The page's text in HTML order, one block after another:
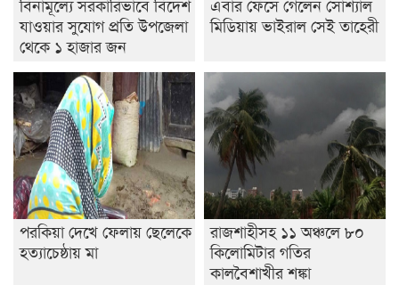
যাওয়ার সুযোগ প্রতি উপজেলা
থেকে ১ হাজার জন
মিডিয়ায় ভাইরাল সেই তাহেরী
পরকিয়া দেখে ফেলায় ছেলেকে
হত্যাচেষ্ঠায় মা
রাজশাহীসহ ১১ অঞ্চলে ৮০
কিলোমিটার গতির
কালবৈশাখীর শঙ্কা